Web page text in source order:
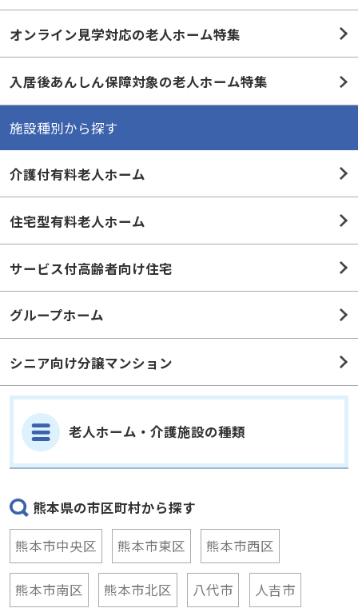
オンライン見学対応の老人ホーム特集
入居後あんしん保障対象の老人ホーム特集
施設種別から探す
介護付有料老人ホーム
住宅型有料老人ホーム
サービス付高齢者向け住宅
グループホーム
シニア向け分譲マンション
老人ホーム・介護施設の種類
熊本県の市区町村から探す
熊本市中央区
熊本市東区 熊本市西区
熊本市南区 熊本市北区 八代市 人吉市